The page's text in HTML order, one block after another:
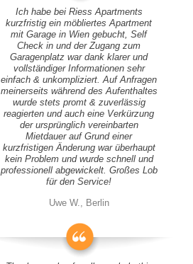
Ich habe bei Riess Apartments
kurzfristig ein möbliertes Apartment
mit Garage in Wien gebucht, Self
Check in und der Zugang zum
Garagenplatz war dank klarer und
vollständiger Informationen sehr
einfach & unkompliziert. Auf Anfragen
meinerseits während des Aufenthaltes
wurde stets promt & zuverlässig
reagierten und auch eine Verkürzung
der ursprünglich vereinbarten
Mietdauer auf Grund einer
kurzfristigen Änderung war überhaupt
kein Problem und wurde schnell und
professionell abgewickelt. Großes Lob
für den Service!
Uwe W., Berlin